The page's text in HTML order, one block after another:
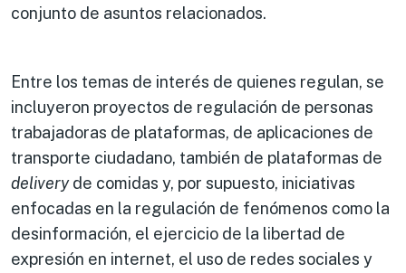
conjunto de asuntos relacionados.
Entre los temas de interés de quienes regulan, se
incluyeron proyectos de regulación de personas
trabajadoras de plataformas, de aplicaciones de
transporte ciudadano, también de plataformas de
deliveryde comidas y, por supuesto, iniciativas
enfocadas en la regulación de fenómenos como la
desinformación, el ejercicio de la libertad de
expresión en internet, el uso de redes sociales y